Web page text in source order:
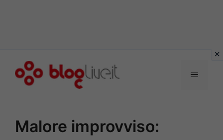
Menu
Malore improvviso: